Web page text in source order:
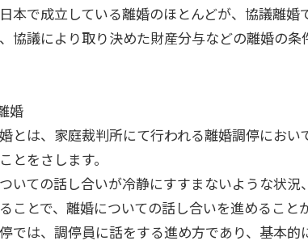
本で成立している離婚のほとんどが、協議離婚
協議により取り決めた財産分与などの離婚の
婚
とは、家庭裁判所にて行われる離婚調停にお
とをさします。
いての話し合いが冷静にすすまないような状
ことで、離婚についての話し合いを進めること
では、調停員に話をする進め方であり、基本的